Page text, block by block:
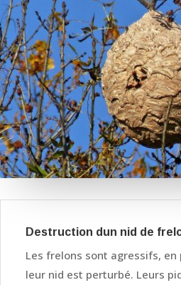
Destruction dun nid de
Les frelons sont agressifs,
leur nid est perturbé. Leurs